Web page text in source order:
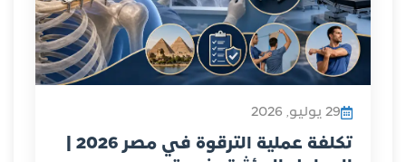
29 يوليو, 2026